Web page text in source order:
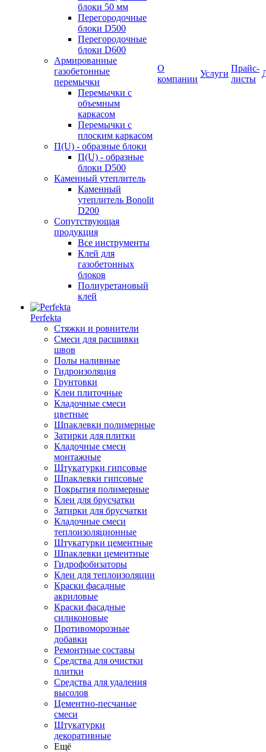
блоки 50 мм
Перегородочные
блоки D500
Перегородочные
блоки D600
Армированные
газобетонные
перемычки
Перемычки с
объемным
каркасом
Перемычки с
плоским каркасом
П(U) - образные блоки
П(U) - образные
блоки D500
Каменный утеплитель
Каменный
утеплитель Bonolit
D200
Сопутствующая
продукция
Все инструменты
Клей для
газобетонных
блоков
Полиуретановый
клей
Perfekta
Стяжки и ровнители
Смеси для расшивки
швов
Полы наливные
Гидроизоляция
Грунтовки
Клеи плиточные
Кладочные смеси
цветные
Шпаклевки полимерные
Затирки для плитки
Кладочные смеси
монтажные
Штукатурки гипсовые
Шпаклевки гипсовые
Покрытия полимерные
Клеи для брусчатки
Затирки для брусчатки
Кладочные смеси
теплоизоляционные
Штукатурки цементные
Шпаклевки цементные
Гидрофобизаторы
Клеи для теплоизоляции
Краски фасадные
акриловые
Краски фасадные
силиконовые
Противоморозные
добавки
Ремонтные составы
Средства для очистки
плитки
Средства для удаления
высолов
Цементно-песчаные
смеси
Штукатурки
декоративные
Ещё
О
компании
Услуги
Прайс-
листы